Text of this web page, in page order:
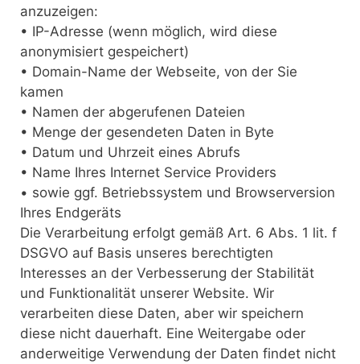
anzuzeigen:
• IP-Adresse (wenn möglich, wird diese
anonymisiert gespeichert)
• Domain-Name der Webseite, von der Sie
kamen
• Namen der abgerufenen Dateien
• Menge der gesendeten Daten in Byte
• Datum und Uhrzeit eines Abrufs
• Name Ihres Internet Service Providers
• sowie ggf. Betriebssystem und Browserversion
Ihres Endgeräts
Die Verarbeitung erfolgt gemäß Art. 6 Abs. 1 lit. f
DSGVO auf Basis unseres berechtigten
Interesses an der Verbesserung der Stabilität
und Funktionalität unserer Website. Wir
verarbeiten diese Daten, aber wir speichern
diese nicht dauerhaft. Eine Weitergabe oder
anderweitige Verwendung der Daten findet nicht